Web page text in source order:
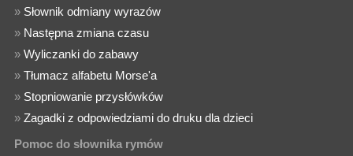
» Słownik odmiany wyrazów
» Następna zmiana czasu
»Wyliczanki do zabawy
»Tłumacz alfabetu Morse'a
» Stopniowanie przysłówków
»Zagadki z odpowiedziami do druku dla dzieci
Pomoc do słownika rymów